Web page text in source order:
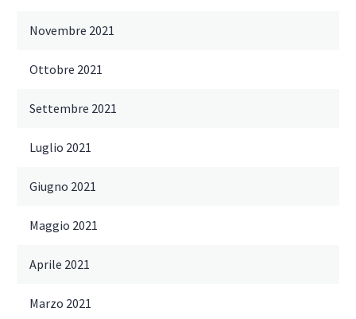
Novembre 2021
Ottobre 2021
Settembre 2021
Luglio 2021
Giugno 2021
Maggio 2021
Aprile 2021
Marzo 2021